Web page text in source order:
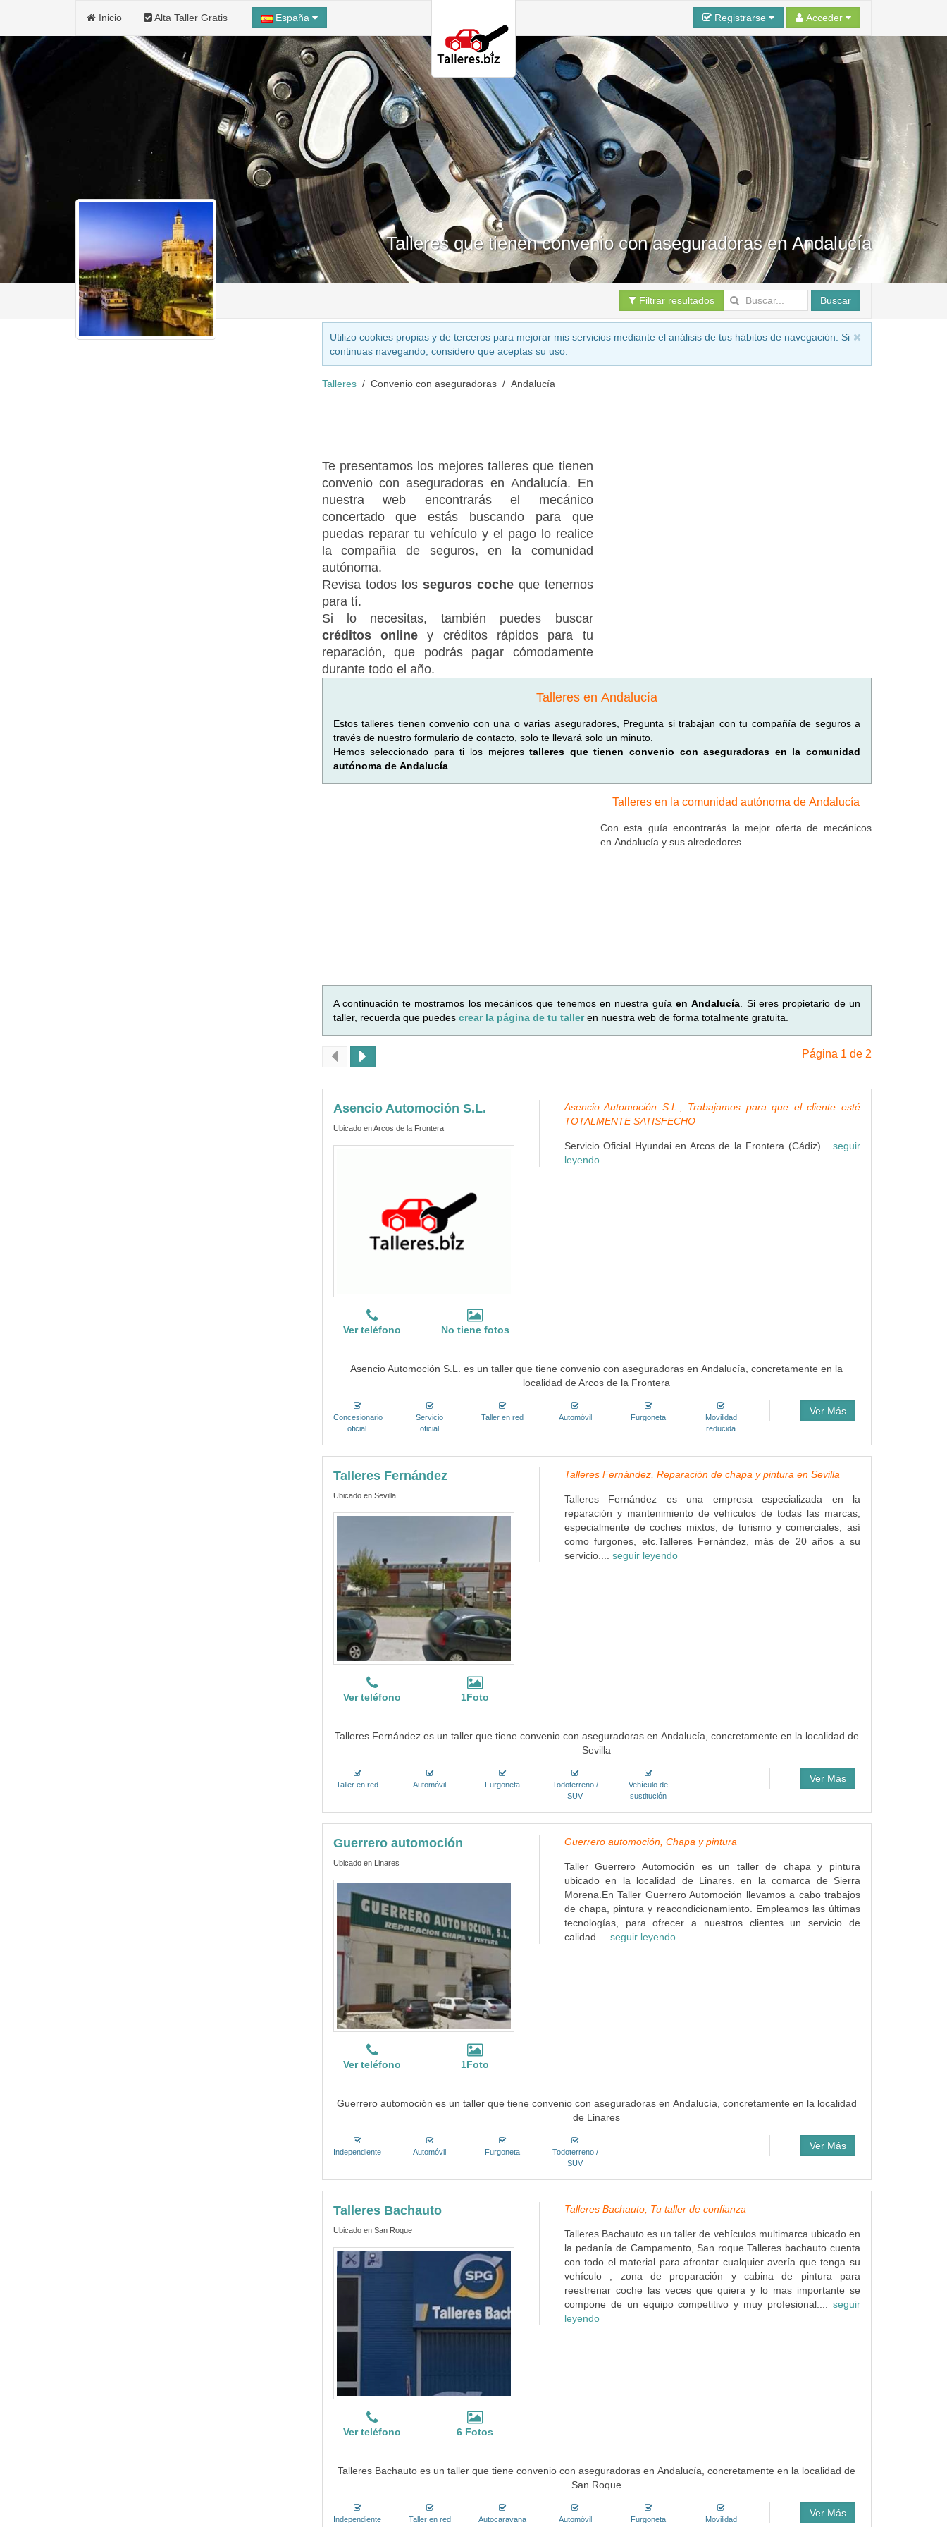
Inicio Alta Taller Gratis España Registrarse Acceder
Talleres que tienen convenio con aseguradoras en Andalucía
Filtrar resultados Buscar
Utilizo cookies propias y de terceros para mejorar mis servicios mediante el análisis de tus hábitos de navegación. Si
continuas navegando, considero que aceptas su uso.
Talleres Convenio con aseguradoras Andalucía
Te presentamos los mejores talleres que tienen
convenio con aseguradoras en Andalucía. En
nuestra web encontrarás el mecánico
concertado que estás buscando para que
puedas reparar tu vehículo y el pago lo realice
la compañia de seguros, en la comunidad
autónoma.
Revisa todos los seguros cocheque tenemos
para tí.
Si lo necesitas, también puedes buscar
créditos onliney créditos rápidos para tu
reparación, que podrás pagar cómodamente
durante todo el año.
Talleres en Andalucía
Estos talleres tienen convenio con una o varias aseguradores, Pregunta si trabajan con tu compañía de seguros a
través de nuestro formulario de contacto, solo te llevará solo un minuto.
Hemos seleccionado para ti los mejorestalleres que tienen convenio con aseguradoras en la comunidad
autónoma de Andalucía
Talleres en la comunidad autónoma de Andalucía
Con esta guía encontrarás la mejor oferta de mecánicos
en Andalucía y sus alrededores.
A continuación te mostramos los mecánicos que tenemos en nuestra guíaen Andalucía . Si eres propietario de un
taller, recuerda que puedes crear la página de tu talleren nuestra web de forma totalmente gratuita.
Página 1 de 2
Asencio Automoción S.L.
Ubicado en Arcos de la Frontera
Ver teléfono No tiene fotos
Asencio Automoción S.L., Trabajamos para que el cliente esté
TOTALMENTE SATISFECHO
Servicio Oficial Hyundai en Arcos de la Frontera (Cádiz)... seguir
leyendo
Asencio Automoción S.L. es un taller que tiene convenio con aseguradoras en Andalucía, concretamente en la
localidad de Arcos de la Frontera
Concesionario
oficial
Servicio
oficial
Taller en red Automóvil Furgoneta
Movilidad
reducida
Ver Más
Talleres Fernández
Ubicado en Sevilla
Ver teléfono 1Foto
Talleres Fernández, Reparación de chapa y pintura en Sevilla
Talleres Fernández es una empresa especializada en la
reparación y mantenimiento de vehículos de todas las marcas,
especialmente de coches mixtos, de turismo y comerciales, así
como furgones, etc.Talleres Fernández, más de 20 años a su
servicio.... seguir leyendo
Talleres Fernández es un taller que tiene convenio con aseguradoras en Andalucía, concretamente en la localidad de
Sevilla
Taller en red Automóvil Furgoneta
Todoterreno /
SUV
Vehículo de
sustitución
Ver Más
Guerrero automoción
Ubicado en Linares
Ver teléfono 1Foto
Guerrero automoción, Chapa y pintura
Taller Guerrero Automoción es un taller de chapa y pintura
ubicado en la localidad de Linares. en la comarca de Sierra
Morena.En Taller Guerrero Automoción llevamos a cabo trabajos
de chapa, pintura y reacondicionamiento. Empleamos las últimas
tecnologías, para ofrecer a nuestros clientes un servicio de
calidad.... seguir leyendo
Guerrero automoción es un taller que tiene convenio con aseguradoras en Andalucía, concretamente en la localidad
de Linares
Independiente Automóvil Furgoneta
Todoterreno /
SUV
Ver Más
Talleres Bachauto
Ubicado en San Roque
Ver teléfono 6 Fotos
Talleres Bachauto, Tu taller de confianza
Talleres Bachauto es un taller de vehículos multimarca ubicado en
la pedanía de Campamento, San roque.Talleres bachauto cuenta
con todo el material para afrontar cualquier avería que tenga su
vehículo , zona de preparación y cabina de pintura para
reestrenar coche las veces que quiera y lo mas importante se
compone de un equipo competitivo y muy profesional.... seguir
leyendo
Talleres Bachauto es un taller que tiene convenio con aseguradoras en Andalucía, concretamente en la localidad de
San Roque
Independiente Taller en red Autocaravana Automóvil Furgoneta
Movilidad
Ver Más